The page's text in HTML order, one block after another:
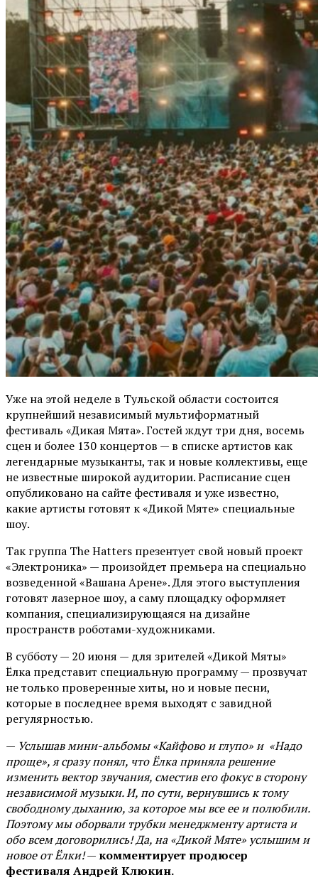
Уже на этой неделе в Тульской области состоится
крупнейший независимый мультиформатный
фестиваль «Дикая Мята». Гостей ждут три дня, восемь
сцен и более 130 концертов — в списке артистов как
легендарные музыканты, так и новые коллективы, еще
не известные широкой аудитории. Расписание сцен
опубликовано на сайте фестиваля и уже известно,
какие артисты готовят к «Дикой Мяте» специальные
шоу.
Так группа The Hatters презентует свой новый проект
«Электроника» — произойдет премьера на специально
возведенной «Вашана Арене». Для этого выступления
готовят лазерное шоу, а саму площадку оформляет
компания, специализирующаяся на дизайне
пространств роботами-художниками.
В субботу — 20 июня — для зрителей «Дикой Мяты»
Ёлка представит специальную программу — прозвучат
не только проверенные хиты, но и новые песни,
которые в последнее время выходят с завидной
регулярностью.
— Услышав мини-альбомы «Кайфово и глупо» и «Надо
проще», я сразу понял, что Ёлка приняла решение
изменить вектор звучания, сместив его фокус в сторону
независимой музыки. И, по сути, вернувшись к тому
свободному дыханию, за которое мы все ее и полюбили.
Поэтому мы оборвали трубки менеджменту артиста и
обо всем договорились! Да, на «Дикой Мяте» услышим и
новое от Ёлки!— комментирует продюсер
фестиваля Андрей Клюкин.